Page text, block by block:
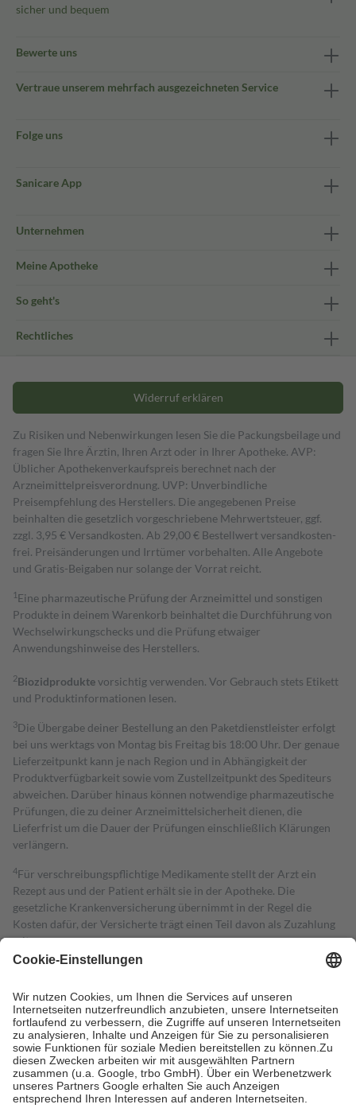
sicher und bequem
Bewerte uns
Vertraue unserem mehrfach ausgezeichneten Service
Folge uns
Sanicare App
Unternehmen
Meine Apotheke
So geht's
Rechtliches
Widerruf erklären
Zu Risiken und Nebenwirkungen lesen Sie die Packungsbeilage und
fragen Sie Ihre Ärztin, Ihren Arzt oder in Ihrer Apotheke. AVP:
Üblicher Apothekenverkaufspreis berechnet nach der
Arzneimittelpreisverordnung. UVP: Unverbindliche
Preisempfehlung des Herstellers. Die angegebenen Preise
beinhalten die gesetzlich vorgeschriebene Mehrwertsteuer, ggf.
zzgl. 3,95 € Versandkosten. Ab 29,00 € Bestell­wert versand­kosten­
frei. Preisänderungen und Irrtümer vorbehalten. Alle Angebote
und Gratis-Beigaben nur solange der Vorrat reicht.
1 Eine pharmazeutische Prüfung der Arzneimittel und sonstigen
Produkte in deinem Warenkorb beinhaltet die Durchführung von
Wechselwirkungschecks und die Prüfung etwaiger
Anwendungshinweise des Herstellers.
2Biozidproduktevorsichtig verwenden. Vor Gebrauch stets Etikett
und Produktinformationen lesen.
3Die Übergabe deiner Bestellung an den Paketdienstleister erfolgt
bei uns werktags von Montag bis Freitag bis 18:00 Uhr. Der genaue
Lieferzeitpunkt kann je nach Region und in Abhängigkeit der
Produktverfügbarkeit sowie vom Zustellzeitpunkt des Spediteurs
abweichen. Darüber hinaus können notwendige pharmazeutische
Prüfungen, die zu deiner Arzneimittelsicherheit dienen, die
Lieferfrist um die Dauer der Prüfungen einschließlich Klärungen
verlängern.
4Für verschreibungspflichtige Medikamente stellt der Arzt ein
Rezept aus und der Patient erhält sie in der Apotheke. Die
gesetzliche Krankenversicherung übernimmt in der Regel die
Kosten dafür, der Versicherte trägt einen Teil davon als Zuzahlung
mit.
Grundsätzlich leisten Mitglieder Zuzahlungen in Höhe von zehn
höchstens zehn Euro.
Es sind jedoch nie mehr als die tatsächlichen
Kosten der Leistung zu entrichten.
Diese Regeln gelten grundsätzlich auch für Online-Apotheken.
Bei Heilmitteln und häuslicher Krankenpflege beträgt die
Zuzahlung zehn Prozent der Kosten sowie zehn Euro je
Verordnung.
Um das Engagement der Versicherten für ihre eigene Gesundheit zu
stärken und die besondere Stellung der Familie zu unterstützen,